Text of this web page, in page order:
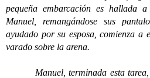
pequeña embarcación es hallada
Manuel, remangándose sus
ayudado por su esposa, comienza a
varado sobre la arena.
Manuel, terminada esta tarea,